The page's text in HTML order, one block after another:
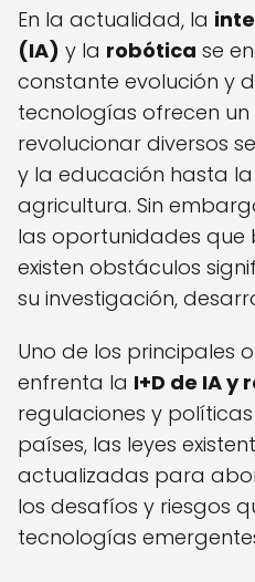
En la actualidad, la
(IA) y la robótica se
constante evolución y
tecnologías ofrecen
revolucionar diversos
y la educación hasta
agricultura. Sin
las oportunidades que
existen obstáculos
su investigación,
Uno de los principales
enfrenta la I+D de IA y
regulaciones y
países, las leyes
actualizadas para
los desafíos y riesgos
tecnologías